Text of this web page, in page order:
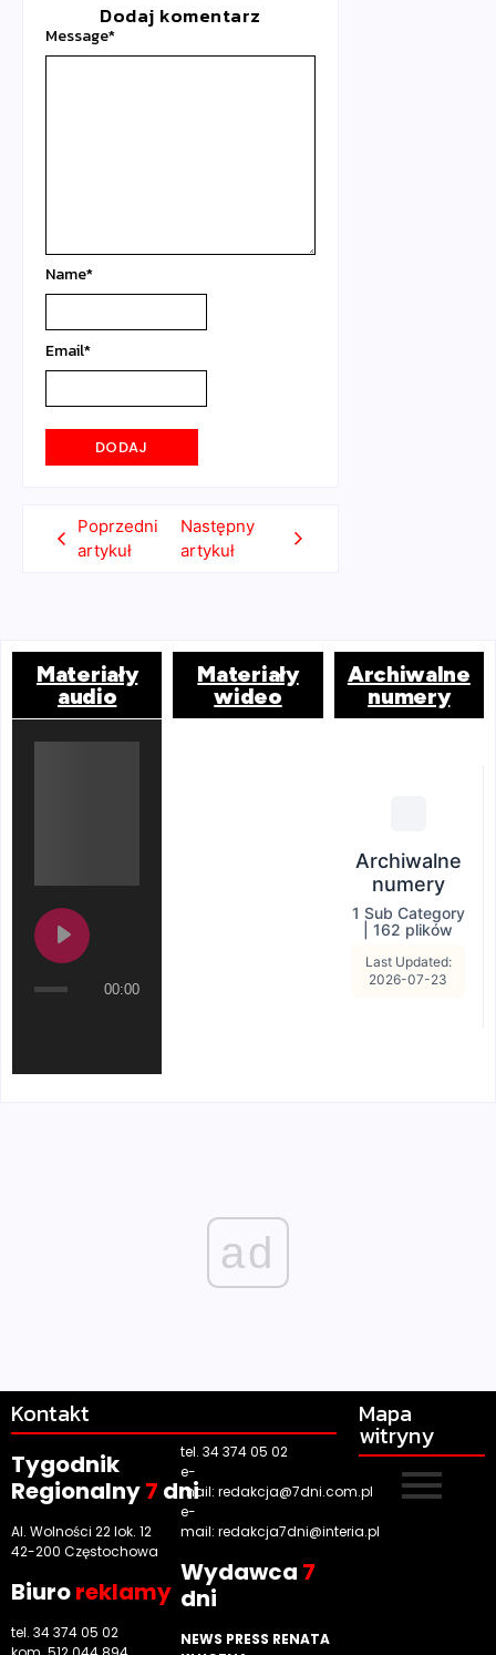
Dodaj komentarz
Message*
Name*
Email*
Poprzedni
artykuł
Następny
artykuł
Materiały
audio
00:00
Materiały
wideo
Archiwalne
numery
Archiwalne
numery
1 Sub Category
162 plików
Last Updated:
2026-07-23
ad
Kontakt
Tygodnik
Regionalny7 dni
Al. Wolności 22 lok. 12
42-200 Częstochowa
Biuroreklamy
tel. 34 374 05 02
tel. 34 374 05 02
e-
mail: redakcja@7dni.com.pl
e-
mail: redakcja7dni@interia.pl
Wydawca 7
dni
NEWS PRESS RENATA
Mapa
witryny